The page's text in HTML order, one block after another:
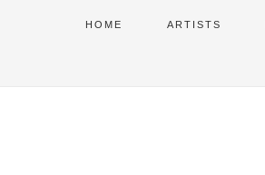
HOME ARTISTS